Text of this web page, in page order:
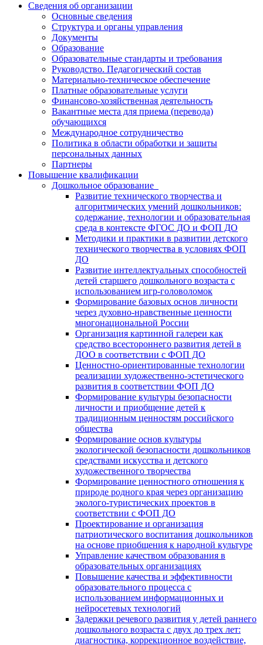
Сведения об организации
Основные сведения
Структура и органы управления
Документы
Образование
Образовательные стандарты и требования
Руководство. Педагогический состав
Материально-техническое обеспечение
Платные образовательные услуги
Финансово-хозяйственная деятельность
Вакантные места для приема (перевода)
обучающихся
Международное сотрудничество
Политика в области обработки и защиты
персональных данных
Партнеры
Повышение квалификации
Дошкольное образование
Развитие технического творчества и
алгоритмических умений дошкольников:
содержание, технологии и образовательная
среда в контексте ФГОС ДО и ФОП ДО
Методики и практики в развитии детского
технического творчества в условиях ФОП
ДО
Развитие интеллектуальных способностей
детей старшего дошкольного возраста с
использованием игр-головоломок
Формирование базовых основ личности
через духовно-нравственные ценности
многонациональной России
Организация картинной галереи как
средство всестороннего развития детей в
ДОО в соответствии с ФОП ДО
Ценностно-ориентированные технологии
реализации художественно-эстетического
развития в соответствии ФОП ДО
Формирование культуры безопасности
личности и приобщение детей к
традиционным ценностям российского
общества
Формирование основ культуры
экологической безопасности дошкольников
средствами искусства и детского
художественного творчества
Формирование ценностного отношения к
природе родного края через организацию
эколого-туристических проектов в
соответствии с ФОП ДО
Проектирование и организация
патриотического воспитания дошкольников
на основе приобщения к народной культуре
Управление качеством образования в
образовательных организациях
Повышение качества и эффективности
образовательного процесса с
использованием информационных и
нейросетевых технологий
Задержки речевого развития у детей раннего
дошкольного возраста с двух до трех лет:
диагностика, коррекционное воздействие,